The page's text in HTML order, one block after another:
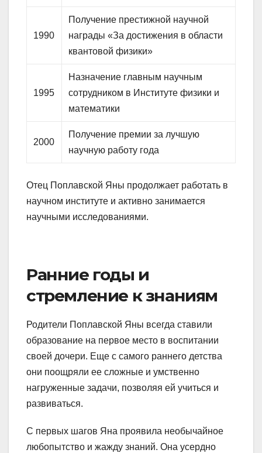
1990
Получение престижной научной
награды «За достижения в области
квантовой физики»
1995
Назначение главным научным
сотрудником в Институте физики и
математики
2000
Получение премии за лучшую
научную работу года
Отец Поплавской Яны продолжает работать в
научном институте и активно занимается
научными исследованиями.
Ранние годы и
стремление к знаниям
Родители Поплавской Яны всегда ставили
образование на первое место в воспитании
своей дочери. Еще с самого раннего детства
они поощряли ее сложные и умственно
нагруженные задачи, позволяя ей учиться и
развиваться.
С первых шагов Яна проявила необычайное
любопытство и жажду знаний. Она усердно